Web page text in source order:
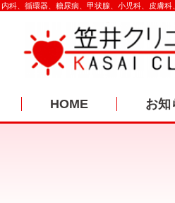
内科、循環器、糖尿病、甲状腺、小児科、皮膚
HOME お知